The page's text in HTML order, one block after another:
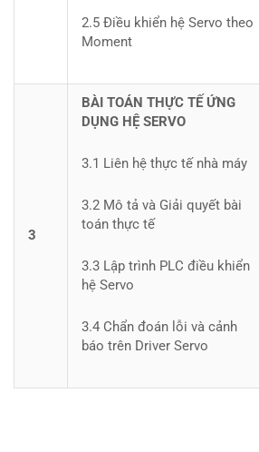
2.5 Điều khiển hệ Servo theo
Moment
3
BÀI TOÁN THỰC TẾ ỨNG
DỤNG HỆ SERVO
3.1 Liên hệ thực tế nhà máy
3.2 Mô tả và Giải quyết bài
toán thực tế
3.3 Lập trình PLC điều khiển
hệ Servo
3.4 Chẩn đoán lỗi và cảnh
báo trên Driver Servo